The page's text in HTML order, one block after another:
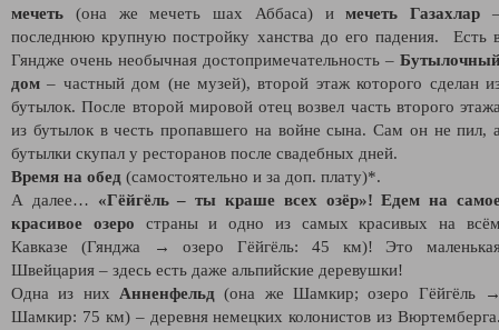
мечеть (она же мечеть шах Аббаса) имечеть Газахлар
последнюю крупную постройку ханства до его падения. Есть
Гяндже очень необычная достопримечательность –
дом – частный дом (не музей), второй этаж которого сделан
бутылок. После второй мировой отец возвел часть второго
из бутылок в честь пропавшего на войне сына. Сам он не пил,
бутылки скупал у ресторанов после свадебных дней.
Время на обед (самостоятельно и за доп. плату)*.
А далее… «Гёйгёль – ты краше всех озёр»! Едем на
красивое озеро страны и одно из самых красивых на
Кавказе (Гянджа → озеро Гёйгёль: 45 км)! Это
Швейцария – здесь есть даже альпийские деревушки!
Одна из них Анненфельд (она же Шамкир; озеро Гёйгёль
Шамкир: 75 км) – деревня немецких колонистов из